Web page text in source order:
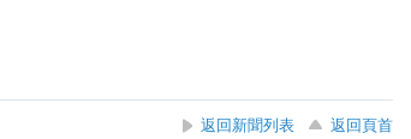
返回新聞列表
返回頁首